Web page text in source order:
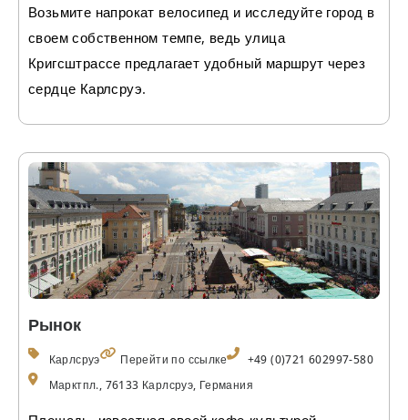
Возьмите напрокат велосипед и исследуйте город в
своем собственном темпе, ведь улица
Кригсштрассе предлагает удобный маршрут через
сердце Карлсруэ.
Рынок
Карлсруэ Перейти по ссылке
+49 (0)721 602997-580
Марктпл., 76133 Карлсруэ, Германия